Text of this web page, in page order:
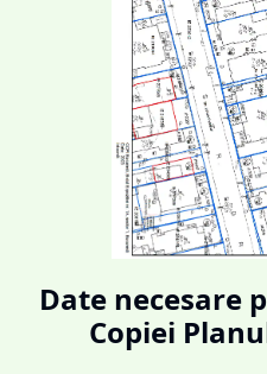
Date necesare
Copiei